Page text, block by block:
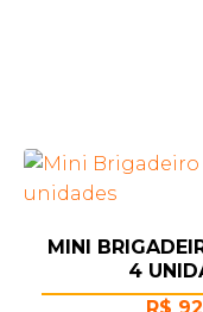
MINI
4